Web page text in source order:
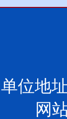
单位地
网